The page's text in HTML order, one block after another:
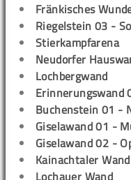
Fränkisches
Riegelstein 03 -
Stierkampfarena
Neudorfer
Lochbergwand
Erinnerungswand
Buchenstein 01 -
Giselawand 01 -
Giselawand 02 -
Kainachtaler Wand
Lochauer Wand